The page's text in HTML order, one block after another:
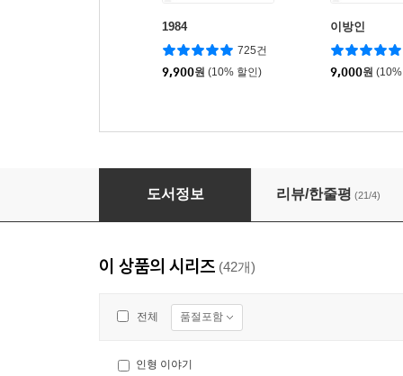
1984
725건
9,900원 (10% 할인)
이방인
9,000원
인형의 집
도서정보 리뷰/한줄평 (21/4)
이 상품의 시리즈 (42개)
전체 품절포함
인형 이야기